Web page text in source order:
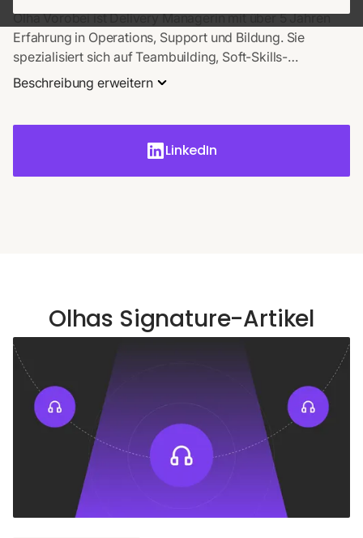
Olha Vorobei ist Delivery Managerin mit über 5 Jahren
Erfahrung in Operations, Support und Bildung. Sie
spezialisiert sich auf Teambuilding, Soft-Skills-
Entwicklung und Prozessoptimierung. Bei EverHelp
verbindet sie Personalmanagement mit datengestützter
Datenanalyse und der Verfeinerung von Scorecards, um
skalierbare Support-Lösungen zu liefern.
Beschreibung erweitern
LinkedIn
Olhas Signature-Artikel